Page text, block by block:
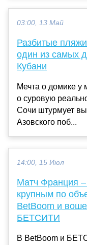
03:00, 13 Май
Разбитые
один из самых
Кубани
Мечта о домике у
о суровую
Сочи штурмует
Азовского поб...
14:00, 15 Июл
Матч Франция
крупным по
BetBoom и
БЕТСИТИ
В BetBoom и